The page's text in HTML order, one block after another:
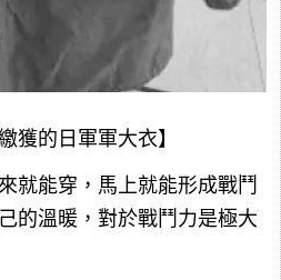
獲的日軍軍大衣】
就能穿，馬上就能形成戰鬥
的溫暖，對於戰鬥力是極大